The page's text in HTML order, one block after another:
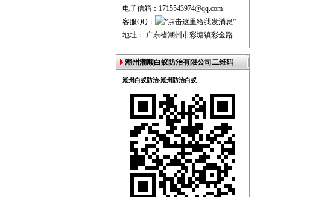
电子信箱：1715543974@qq.com
客服QQ：
地址： 广东省潮州市彩塘镇彩金路
潮州潮顺白蚁防治有限公司二维码
潮州白蚁防治-潮州防治白蚁